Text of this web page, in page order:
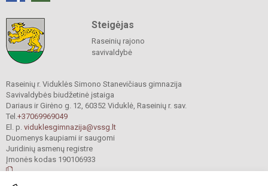
Steigėjas
Raseinių rajono
savivaldybė
Raseinių r. Viduklės Simono Stanevičiaus gimnazija
Savivaldybės biudžetinė įstaiga
Dariaus ir Girėno g. 12, 60352 Viduklė, Raseinių r. sav.
Tel.+37069969049
El. p. viduklesgimnazija@vssg.lt
Duomenys kaupiami ir saugomi
Juridinių asmenų registre
Įmonės kodas 190106933